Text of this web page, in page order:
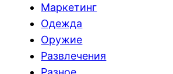
Маркетинг
Одежда
Оружие
Развлечения